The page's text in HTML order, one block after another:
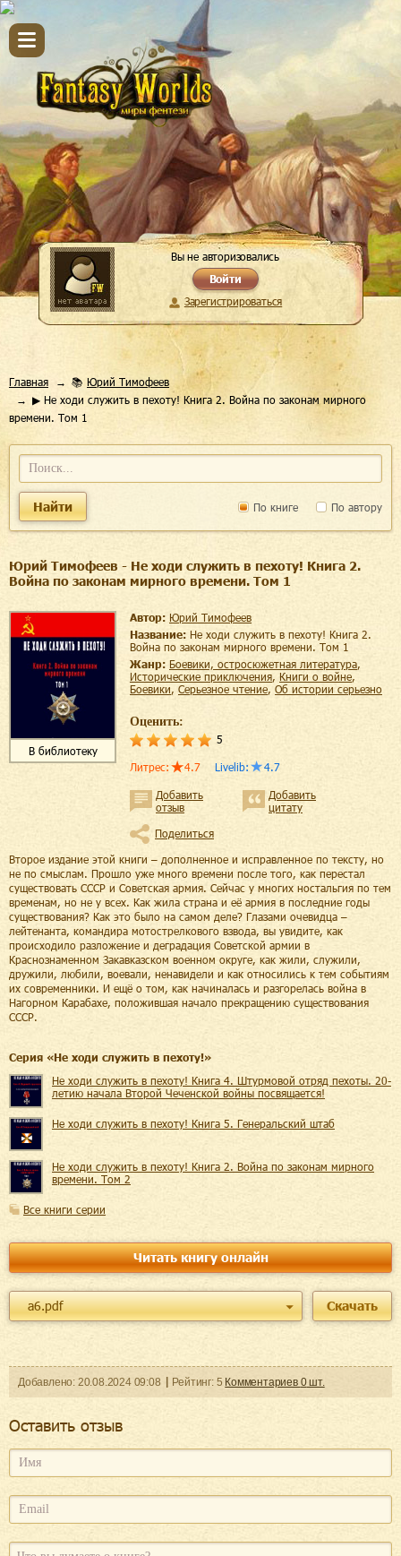
Вы не авторизовались
Войти
Зарегистрироваться
Главная 📚 Юрий Тимофеев
▶ Не ходи служить в пехоту! Книга 2. Война по законам мирного
времени. Том 1
По книге По автору
Найти
Юрий Тимофеев - Не ходи служить в пехоту! Книга 2.
Война по законам мирного времени. Том 1
В библиотеку
Автор: Юрий Тимофеев
Название: Не ходи служить в пехоту! Книга 2.
Война по законам мирного времени. Том 1
Жанр:
боевики, остросюжетная литература,
исторические приключения, книги о войне,
боевики, серьезное чтение, об истории серьезно
Оценить:
5
Литрес: 4.7 Livelib: 4.7
Добавить
отзыв
Добавить
цитату
Поделиться
Второе издание этой книги – дополненное и исправленное по тексту, но
не по смыслам. Прошло уже много времени после того, как перестал
существовать СССР и Советская армия. Сейчас у многих ностальгия по тем
временам, но не у всех. Как жила страна и её армия в последние годы
существования? Как это было на самом деле? Глазами очевидца –
лейтенанта, командира мотострелкового взвода, вы увидите, как
происходило разложение и деградация Советской армии в
Краснознаменном Закавказском военном округе, как жили, служили,
дружили, любили, воевали, ненавидели и как относились к тем событиям
их современники. И ещё о том, как начиналась и разгорелась война в
Нагорном Карабахе, положившая начало прекращению существования
СССР.
Cерия «Не ходи служить в пехоту!»
Не ходи служить в пехоту! Книга 4. Штурмовой отряд пехоты. 20-
летию начала Второй Чеченской войны посвящается!
Не ходи служить в пехоту! Книга 5. Генеральский штаб
Не ходи служить в пехоту! Книга 2. Война по законам мирного
времени. Том 2
Все книги серии
Читать книгу онлайн
a6.pdf Скачать
Добавленo: 20.08.2024 09:08 Рейтинг: 5 Комментариев 0шт.
Оcтавить отзыв